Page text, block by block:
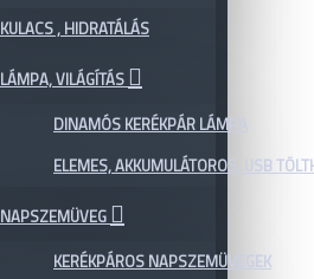
KULACS , HIDRATÁLÁS
LÁMPA, VILÁGÍTÁS
DINAMÓS KERÉKPÁR LÁMPA
ELEMES, AKKUMULÁTOROS, USB
NAPSZEMÜVEG
KERÉKPÁROS NAPSZEMÜVEGEK